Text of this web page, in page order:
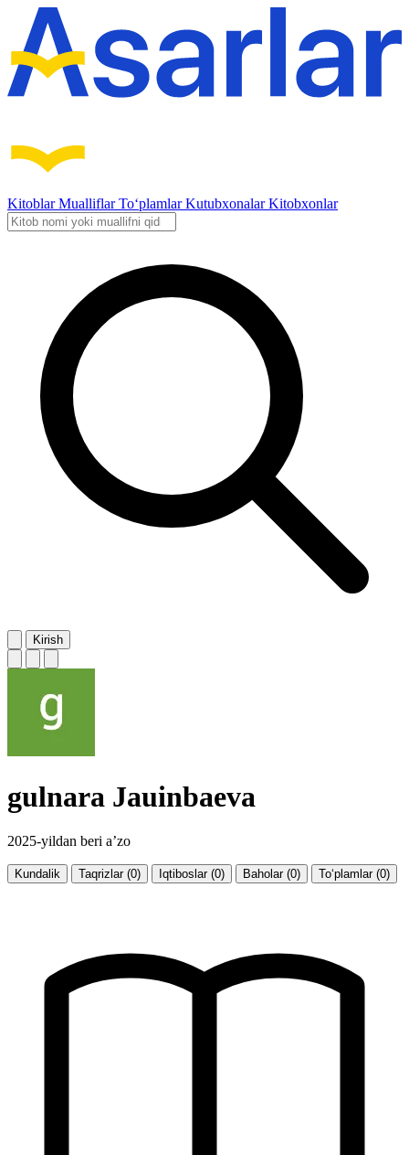
KitoblarMualliflarTo‘plamlarKutubxonalarKitobxonlar
Kirish
gulnara Jauinbaeva
2025-yildan beri a’zo
Kundalik Taqrizlar (0) Iqtiboslar (0) Baholar (0) To‘plamlar (0)